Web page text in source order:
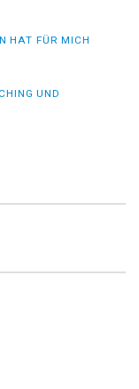
HAT FÜR MICH
UND